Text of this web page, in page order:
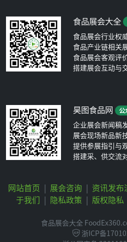
食品展会大全
食品展会行业权
食品产业链相关
食品展会客观评
搭建展会互动与
昊图食品网 公
企业展会新闻稿
展会现场新品新
提供参展指引与
搭建采、供交流
网站首页 | 展会咨询 | 资讯发布
于我们 | 隐私政策 | 版权隐私
食品展会大全
浙ICP备